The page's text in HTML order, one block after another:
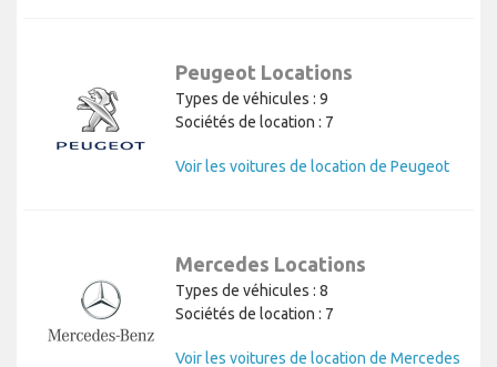
Peugeot Locations
Types de véhicules : 9
Sociétés de location : 7
Voir les voitures de location de Peugeot
Mercedes Locations
Types de véhicules : 8
Sociétés de location : 7
Voir les voitures de location de Mercedes